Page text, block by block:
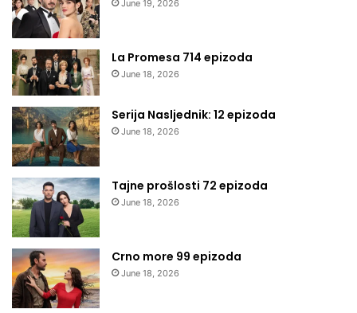
June 19, 2026
La Promesa 714 epizoda
June 18, 2026
Serija Nasljednik: 12 epizoda
June 18, 2026
Tajne prošlosti 72 epizoda
June 18, 2026
Crno more 99 epizoda
June 18, 2026